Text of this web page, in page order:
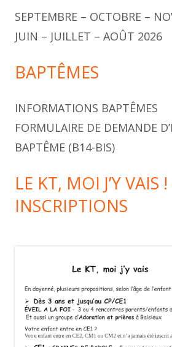
SEPTEMBRE – OCTOBRE –
JUIN – JUILLET – AOÛT 2026
BAPTÊMES
INFORMATIONS BAPTÊMES
FORMULAIRE DE DEMANDE
BAPTÊME (B14-BIS)
LE KT, MOI J’Y VAIS
INSCRIPTIONS